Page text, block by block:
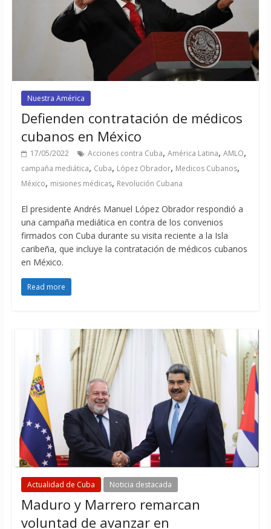
Nuestra América
Defienden contratación de médicos
cubanos en México
17/05/2022 Acciones contra Cuba, América Latina, AMLO,
campaña mediática, Cuba, López Obrador, Medicos Cubanos,
México, misiones médicas, Revolución Cubana
El presidente Andrés Manuel López Obrador respondió a
una campaña mediática en contra de los convenios
firmados con Cuba durante su visita reciente a la Isla
caribeña, que incluye la contratación de médicos cubanos
en México.
Read more
Actualidad de Cuba Noticia destacada
Maduro y Marrero remarcan
voluntad de avanzar en